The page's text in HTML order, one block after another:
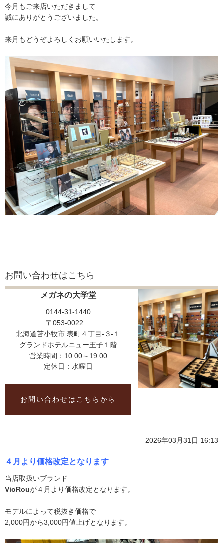
今月もご来店いただきまして
誠にありがとうございました。
来月もどうぞよろしくお願いいたします。
お問い合わせはこちら
メガネの大学堂
0144-31-1440
〒053-0022
北海道苫小牧市 表町４丁目-３-１
グランドホテルニュー王子１階
営業時間：10:00～19:00
定休日：水曜日
お問い合わせはこちらから
2026年03月31日 16:13
４月より価格改定となります
当店取扱いブランド
VioRouが４月より価格改定となります。
モデルによって税抜き価格で
2,000円から3,000円値上げとなります。